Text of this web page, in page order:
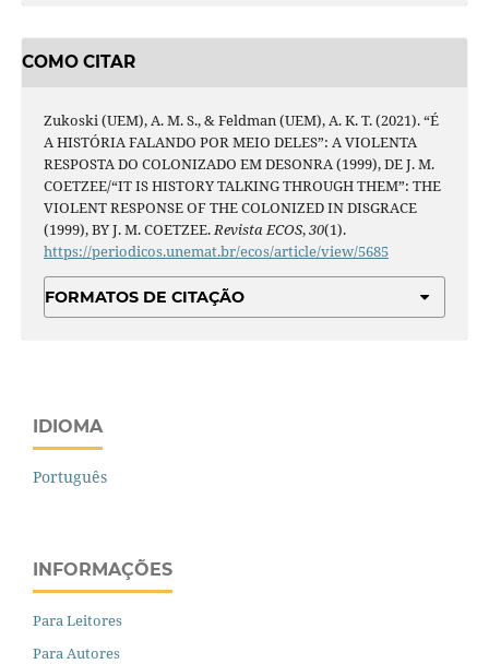
COMO CITAR
Zukoski (UEM), A. M. S., & Feldman (UEM), A. K. T. (2021). “É
A HISTÓRIA FALANDO POR MEIO DELES”: A VIOLENTA
RESPOSTA DO COLONIZADO EM DESONRA (1999), DE J. M.
COETZEE/“IT IS HISTORY TALKING THROUGH THEM”: THE
VIOLENT RESPONSE OF THE COLONIZED IN DISGRACE
(1999), BY J. M. COETZEE.Revista ECOS,30(1).
https://periodicos.unemat.br/ecos/article/view/5685
FORMATOS DE CITAÇÃO
IDIOMA
Português
INFORMAÇÕES
Para Leitores
Para Autores